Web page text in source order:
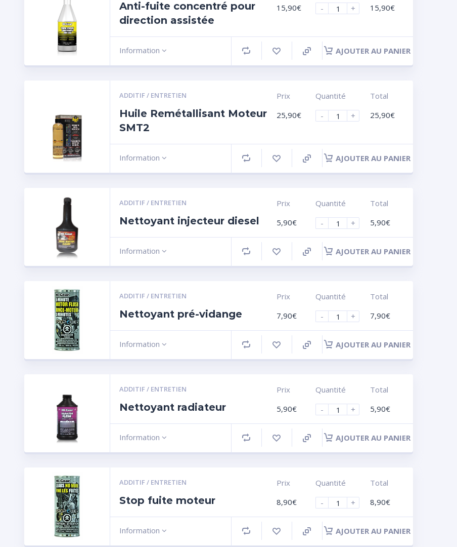
Anti-fuite concentré pour
direction assistée
15,90€
-
+
15,90€
Information AJOUTER AU PANIER
ADDITIF / ENTRETIEN
Huile Remétallisant Moteur
SMT2
Prix
25,90€
Quantité
-
+
Total
25,90€
Information AJOUTER AU PANIER
ADDITIF / ENTRETIEN
Nettoyant injecteur diesel
Prix
5,90€
Quantité
-
+
Total
5,90€
Information AJOUTER AU PANIER
ADDITIF / ENTRETIEN
Nettoyant pré-vidange
Prix
7,90€
Quantité
-
+
Total
7,90€
Information AJOUTER AU PANIER
ADDITIF / ENTRETIEN
Nettoyant radiateur
Prix
5,90€
Quantité
-
+
Total
5,90€
Information AJOUTER AU PANIER
ADDITIF / ENTRETIEN
Stop fuite moteur
Prix
8,90€
Quantité
-
+
Total
8,90€
Information AJOUTER AU PANIER